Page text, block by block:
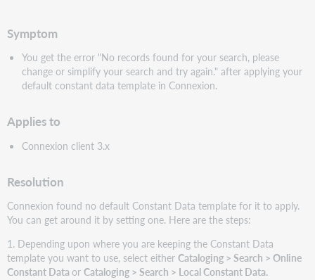
Symptom
You get the error "No records found for your search, please
change or simplify your search and try again." after applying your
default constant data template in Connexion.
Applies to
Connexion client 3.x
Resolution
Connexion found no default Constant Data template for it to apply.
You can get around it by setting one. Here are the steps:
1. Depending upon where you are keeping the Constant Data
template you want to use, select eitherCataloging > Search > Online
Constant Data orCataloging > Search > Local Constant Data.